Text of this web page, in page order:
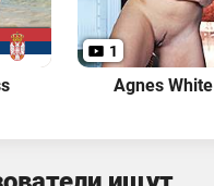
1
Agnes White